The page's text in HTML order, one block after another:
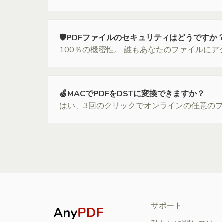
🛡PDFファイルのセキュリティはどうですか
100％の機密性。 誰もあなたのファイルに
🍏MACでPDFをDSTに変換できますか？
はい、3回のクリックでオンラインの任意の
サポート